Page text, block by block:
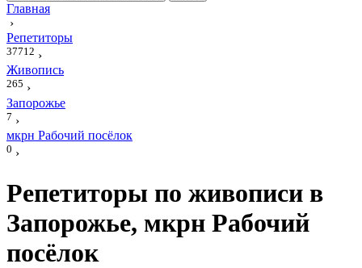
Главная
›
Репетиторы
37712 ›
Живопись
265 ›
Запорожье
7 ›
мкрн Рабочий посёлок
0 ›
Репетиторы по живописи в
Запорожье, мкрн Рабочий
посёлок